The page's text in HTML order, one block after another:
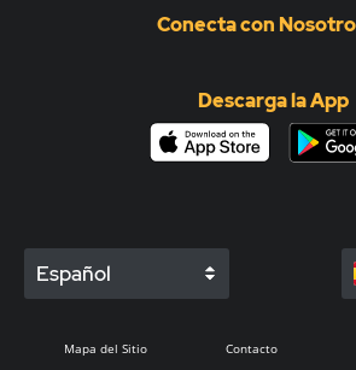
Conecta con
Descarga la App
Español
Mapa del Sitio Contacto